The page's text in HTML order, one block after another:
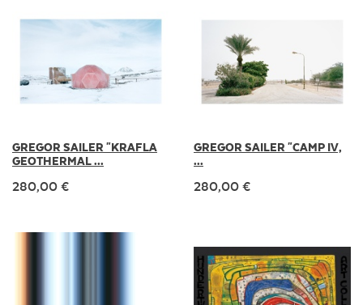
GREGOR SAILER "KRAFLA
GEOTHERMAL ...
280,00 €
GREGOR SAILER "CAMP IV,
...
280,00 €